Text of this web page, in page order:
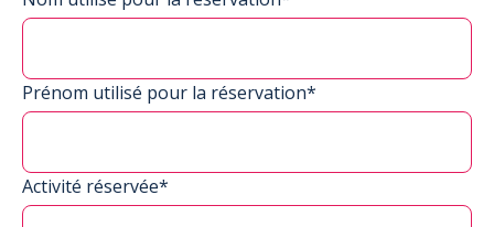
Prénom utilisé pour la réservation*
Activité réservée*